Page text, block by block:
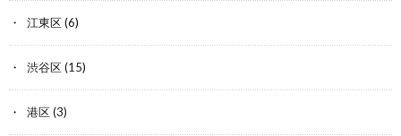
江東区(6)
渋谷区(15)
港区(3)